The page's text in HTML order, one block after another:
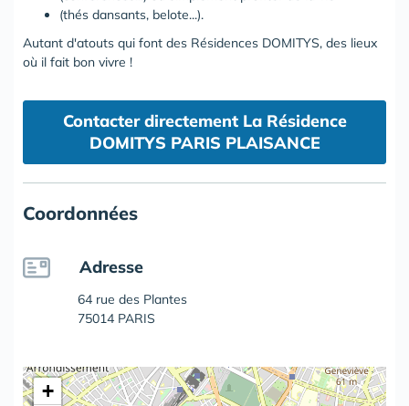
(thés dansants, belote...).
Autant d'atouts qui font des Résidences DOMITYS, des lieux
où il fait bon vivre !
Contacter directement La Résidence
DOMITYS PARIS PLAISANCE
Coordonnées
Adresse
64 rue des Plantes
75014 PARIS
+